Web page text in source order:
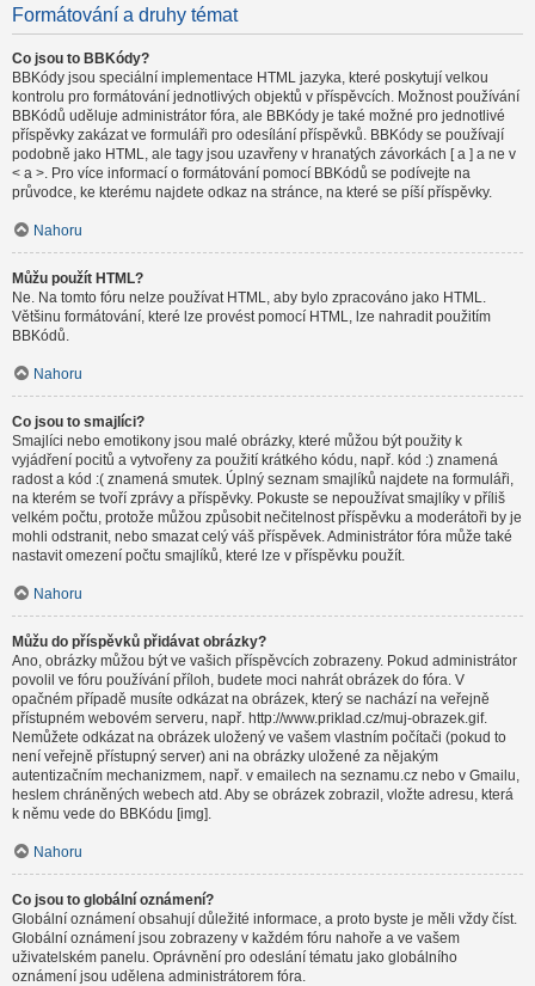
Formátování a druhy témat
Co jsou to BBKódy?
BBKódy jsou speciální implementace HTML jazyka, které poskytují velkou
kontrolu pro formátování jednotlivých objektů v příspěvcích. Možnost používání
BBKódů uděluje administrátor fóra, ale BBKódy je také možné pro jednotlivé
příspěvky zakázat ve formuláři pro odesílání příspěvků. BBKódy se používají
podobně jako HTML, ale tagy jsou uzavřeny v hranatých závorkách [ a ] a ne v
< a >. Pro více informací o formátování pomocí BBKódů se podívejte na
průvodce, ke kterému najdete odkaz na stránce, na které se píší příspěvky.
Nahoru
Můžu použít HTML?
Ne. Na tomto fóru nelze používat HTML, aby bylo zpracováno jako HTML.
Většinu formátování, které lze provést pomocí HTML, lze nahradit použitím
BBKódů.
Nahoru
Co jsou to smajlíci?
Smajlíci nebo emotikony jsou malé obrázky, které můžou být použity k
vyjádření pocitů a vytvořeny za použití krátkého kódu, např. kód :) znamená
radost a kód :( znamená smutek. Úplný seznam smajlíků najdete na formuláři,
na kterém se tvoří zprávy a příspěvky. Pokuste se nepoužívat smajlíky v příliš
velkém počtu, protože můžou způsobit nečitelnost příspěvku a moderátoři by je
mohli odstranit, nebo smazat celý váš příspěvek. Administrátor fóra může také
nastavit omezení počtu smajlíků, které lze v příspěvku použít.
Nahoru
Můžu do příspěvků přidávat obrázky?
Ano, obrázky můžou být ve vašich příspěvcích zobrazeny. Pokud administrátor
povolil ve fóru používání příloh, budete moci nahrát obrázek do fóra. V
opačném případě musíte odkázat na obrázek, který se nachází na veřejně
přístupném webovém serveru, např. http://www.priklad.cz/muj-obrazek.gif.
Nemůžete odkázat na obrázek uložený ve vašem vlastním počítači (pokud to
není veřejně přístupný server) ani na obrázky uložené za nějakým
autentizačním mechanizmem, např. v emailech na seznamu.cz nebo v Gmailu,
heslem chráněných webech atd. Aby se obrázek zobrazil, vložte adresu, která
k němu vede do BBKódu [img].
Nahoru
Co jsou to globální oznámení?
Globální oznámení obsahují důležité informace, a proto byste je měli vždy číst.
Globální oznámení jsou zobrazeny v každém fóru nahoře a ve vašem
uživatelském panelu. Oprávnění pro odeslání tématu jako globálního
oznámení jsou udělena administrátorem fóra.